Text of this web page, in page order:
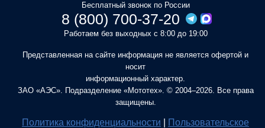
Бесплатный звонок по России
8 (800) 700-37-20
Работаем без выходных с 8:00 до 19:00
Представленная на сайте информация не является офертой и
носит
информационный характер.
ЗАО «АЭС». Подразделение «Мототех». © 2004–2026. Все права
защищены.
Политика конфиденциальности Пользовательское